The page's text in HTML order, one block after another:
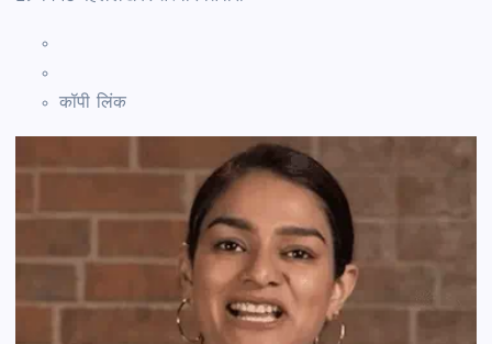
कॉपी लिंक